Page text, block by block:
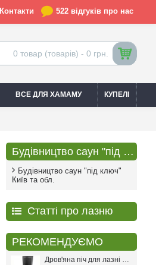
Контакти 522 відгуків про нас
0 товар (товарів) - 0 грн.
ВСЕ ДЛЯ ХАМАМУ КУПЕЛІ
Будівництво саун "під ключ"
Будівництво саун "під ключ"
Київ та обл.
Статті про лазню
РЕКОМЕНДУЄМО
Дров'яна піч для лазні PAL PR-18L